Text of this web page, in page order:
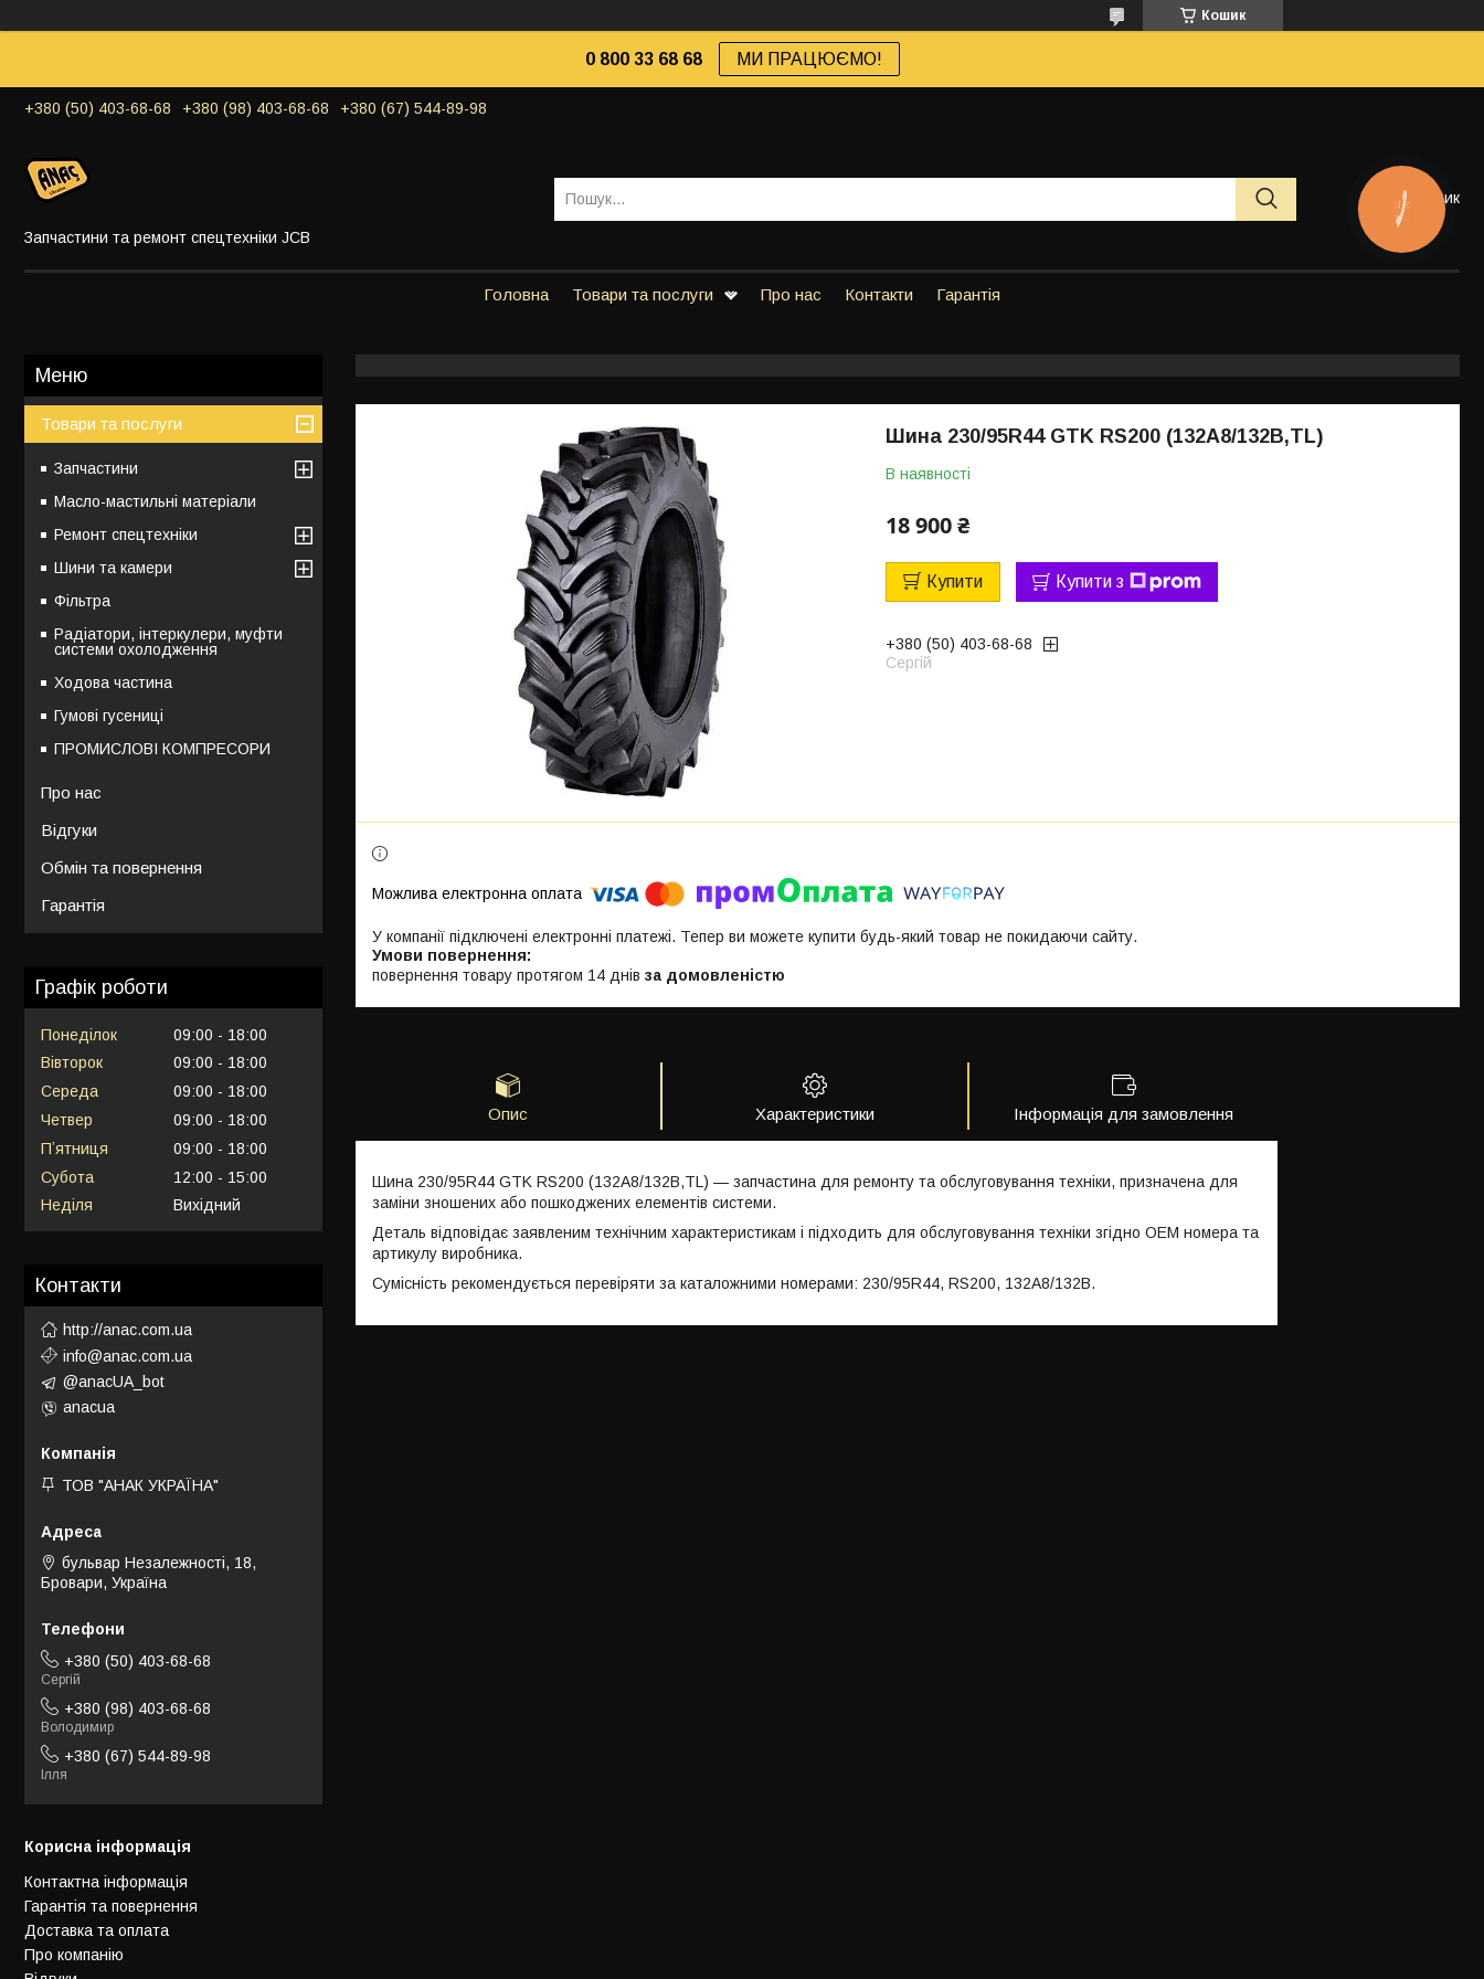
Кошик
0 800 33 68 68 МИ ПРАЦЮЄМО!
+380 (50) 403-68-68 +380 (98) 403-68-68 +380 (67) 544-89-98
Запчастини та ремонт спецтехніки JCB
Кошик
Головна Товари та послуги Про нас Контакти Гарантія
Шина 230/95R44 GTK RS200 (132A8/132B,TL)
В наявності
18 900 ₴
Купити Купити з
+380 (50) 403-68-68
Сергій
У компанії підключені електронні платежі. Тепер ви можете купити будь-який товар не покидаючи сайту.
повернення товару протягом 14 днів за домовленістю
Опис Характеристики Інформація для замовлення
Шина 230/95R44 GTK RS200 (132A8/132B,TL) — запчастина для ремонту та обслуговування техніки, призначена для
заміни зношених або пошкоджених елементів системи.
Деталь відповідає заявленим технічним характеристикам і підходить для обслуговування техніки згідно OEM номера та
артикулу виробника.
Сумісність рекомендується перевіряти за каталожними номерами: 230/95R44, RS200, 132A8/132B.
Товари та послуги
Запчастини
Масло-мастильні матеріали
Ремонт спецтехніки
Шини та камери
Фільтра
Радіатори, інтеркулери, муфти
системи охолодження
Ходова частина
Гумові гусениці
ПРОМИСЛОВІ КОМПРЕСОРИ
Про нас
Відгуки
Обмін та повернення
Гарантія
Графік роботи
Понеділок 09:00
18:00
Вівторок
09:00
18:00
Середа
09:00
18:00
Четвер
09:00
18:00
Пʼятниця
09:00
18:00
Субота
12:00
15:00
Неділя
Вихідний
Контакти
http://anac.com.ua
info@anac.com.ua
@anacUA_bot
anacua
ТОВ "АНАК УКРАЇНА"
бульвар Незалежності, 18,
Бровари, Україна
+380 (50) 403-68-68
Сергій
+380 (98) 403-68-68
Володимир
+380 (67) 544-89-98
Ілля
Корисна інформація
Контактна інформація
Гарантія та повернення
Доставка та оплата
Про компанію
КНОПКА
ЗВ'ЯЗКУ